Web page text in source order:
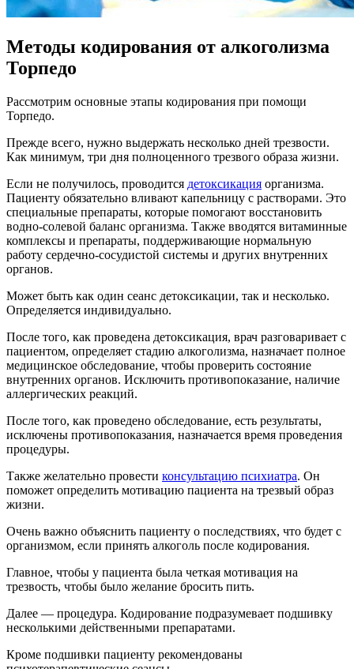
Методы кодирования от алкоголизма
Торпедо
Рассмотрим основные этапы кодирования при помощи
Торпедо.
Прежде всего, нужно выдержать несколько дней трезвости.
Как минимум, три дня полноценного трезвого образа жизни.
Если не получилось, проводится детоксикация организма.
Пациенту обязательно вливают капельницу с растворами. Это
специальные препараты, которые помогают восстановить
водно-солевой баланс организма. Также вводятся витаминные
комплексы и препараты, поддерживающие нормальную
работу сердечно-сосудистой системы и других внутренних
органов.
Может быть как один сеанс детоксикации, так и несколько.
Определяется индивидуально.
После того, как проведена детоксикация, врач разговаривает с
пациентом, определяет стадию алкоголизма, назначает полное
медицинское обследование, чтобы проверить состояние
внутренних органов. Исключить противопоказание, наличие
аллергических реакций.
После того, как проведено обследование, есть результаты,
исключены противопоказания, назначается время проведения
процедуры.
Также желательно провести консультацию психиатра. Он
поможет определить мотивацию пациента на трезвый образ
жизни.
Очень важно объяснить пациенту о последствиях, что будет с
организмом, если принять алкоголь после кодирования.
Главное, чтобы у пациента была четкая мотивация на
трезвость, чтобы было желание бросить пить.
Далее — процедура. Кодирование подразумевает подшивку
несколькими действенными препаратами.
Кроме подшивки пациенту рекомендованы